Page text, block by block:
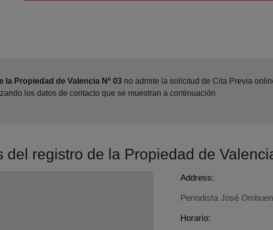
la Propiedad de Valencia Nº 03 no admite la solicitud de Cita Previa
los datos de contacto que se muestran a continuación
del registro de la Propiedad de
Address:
Periodista José
Horario: